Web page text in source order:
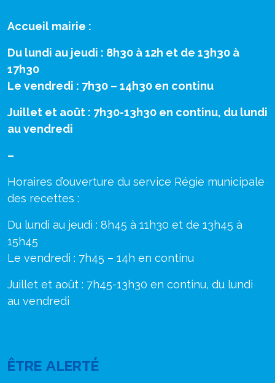
Accueil mairie :
Du lundi au jeudi : 8h30 à 12h et de 13h30 à
17h30
Le vendredi : 7h30 – 14h30 en continu
Juillet et août : 7h30-13h30 en continu, du lundi
au vendredi
–
Horaires d’ouverture du service Régie municipale
des recettes :
Du lundi au jeudi : 8h45 à 11h30 et de 13h45 à
15h45
Le vendredi : 7h45 – 14h en continu
Juillet et août : 7h45-13h30 en continu, du lundi
au vendredi
ÊTRE ALERTÉ